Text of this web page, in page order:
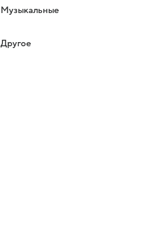
Музыкальные
Другое